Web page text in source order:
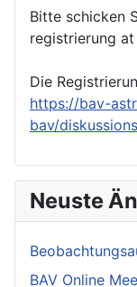
Bitte schicken
registrierung
Die
https://bav-
bav/
Neuste
BAV Online